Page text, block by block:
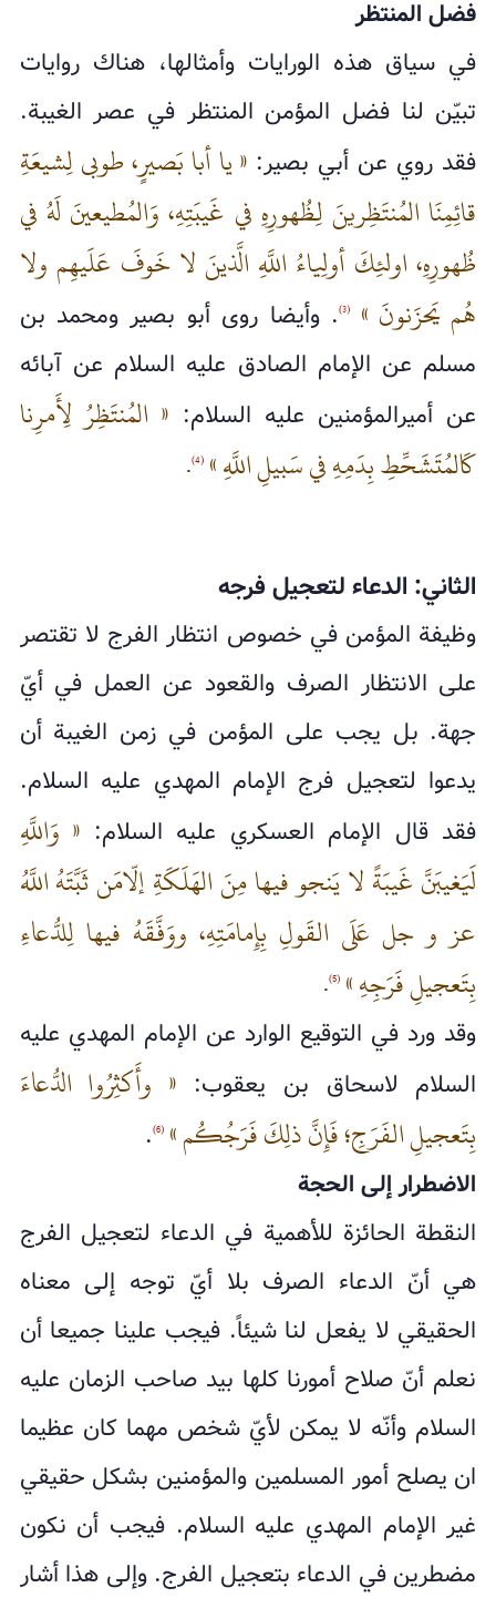
فضل المنتظر
في سياق هذه الورايات وأمثالها، هناك روايات
تبيّن لنا فضل المؤمن المنتظر في عصر الغيبة.
فقد روي عن أبي بصير: « يا أبا بَصيرٍ، طوبى‌ لِشيعَةِ
قائِمِنَا المُنتَظِرينَ لِظُهورِهِ في غَيبَتِهِ، وَالمُطيعينَ لَهُ في
ظُهورِهِ، اولئِكَ أولِياءُ اللَّهِ الَّذينَ لا خَوفَ عَلَيهِم ولا
هُم يَحزَنونَ »
(3) . وأيضا روى أبو بصير ومحمد بن
مسلم عن الإمام الصادق عليه السلام عن آبائه
عن أميرالمؤمنين عليه السلام: « المُنتَظِرُ لِأَمرِنا
كَالمُتَشَحِّطِ بِدَمِهِ في سَبيلِ اللَّهِ » (4)
.
الثاني: الدعاء لتعجيل فرجه
وظيفة المؤمن في خصوص انتظار الفرج لا تقتصر
على الانتظار الصرف والقعود عن العمل في أيّ
جهة. بل يجب على المؤمن في زمن الغيبة أن
يدعوا لتعجيل فرج الإمام المهدي عليه السلام.
فقد قال الإمام العسكري عليه السلام: « وَاللَّهِ
لَيَغيبَنَّ غَيبَةً لا يَنجو فيها مِنَ الهَلَكَةِ إلّامَن ثَبَّتَهُ اللَّهُ
عز و جل عَلَى القَولِ بِإِمامَتِهِ، ووَفَّقَهُ فيها لِلدُّعاءِ
بِتَعجيلِ فَرَجِهِ » (5)
.
وقد ورد في التوقيع الوارد عن الإمام المهدي عليه
السلام لاسحاق بن يعقوب: « وأَكثِرُوا الدُّعاءَ
بِتَعجيلِ الفَرَجِ؛ فَإِنَّ ذلِكَ فَرَجُكُم » (6)
.
الاضطرار إلى الحجة
النقطة الحائزة للأهمية في الدعاء لتعجيل الفرج
هي أنّ الدعاء الصرف بلا أيّ توجه إلى معناه
الحقيقي لا يفعل لنا شيئاً. فيجب علينا جميعا أن
نعلم أنّ صلاح أمورنا كلها بيد صاحب الزمان عليه
السلام وأنّه لا يمكن لأيّ شخص مهما كان عظيما
ان يصلح أمور المسلمين والمؤمنين بشكل حقيقي
غير الإمام المهدي عليه السلام. فيجب أن نكون
مضطرين في الدعاء بتعجيل الفرج. وإلى هذا أشار